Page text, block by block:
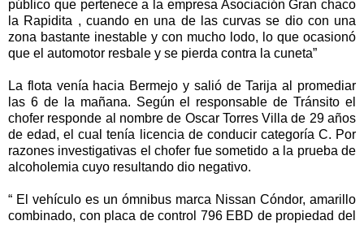
público que pertenece a la empresa Asociación Gran chaco
la Rapidita , cuando en una de las curvas se dio con una
zona bastante inestable y con mucho lodo, lo que ocasionó
que el automotor resbale y se pierda contra la cuneta”
La flota venía hacia Bermejo y salió de Tarija al promediar
las 6 de la mañana. Según el responsable de Tránsito el
chofer responde al nombre de Oscar Torres Villa de 29 años
de edad, el cual tenía licencia de conducir categoría C. Por
razones investigativas el chofer fue sometido a la prueba de
alcoholemia cuyo resultando dio negativo.
“ El vehículo es un ómnibus marca Nissan Cóndor, amarillo
combinado, con placa de control 796 EBD de propiedad del